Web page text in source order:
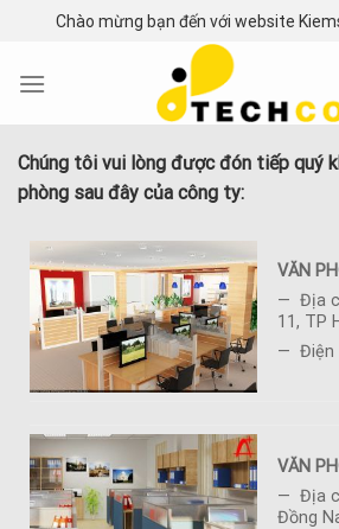
content
Chào mừng bạn đến với website
Chúng tôi vui lòng được đón tiếp quý
phòng sau đây của công ty:
VĂN
— Địa
11, TP
— Điện
VĂN
— Địa
Đồng